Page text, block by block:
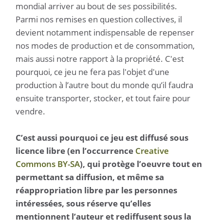
mondial arriver au bout de ses possibilités.
Parmi nos remises en question collectives, il
devient notamment indispensable de repenser
nos modes de production et de consommation,
mais aussi notre rapport à la propriété. C'est
pourquoi, ce jeu ne fera pas l'objet d'une
production à l’autre bout du monde qu’il faudra
ensuite transporter, stocker, et tout faire pour
vendre.
C’est aussi pourquoi ce jeu est diffusé sous
licence libre (en l’occurrence Creative
Commons BY-SA), qui protège l’oeuvre tout en
permettant sa diffusion, et même sa
réappropriation libre par les personnes
intéressées, sous réserve qu’elles
mentionnent l’auteur et rediffusent sous la